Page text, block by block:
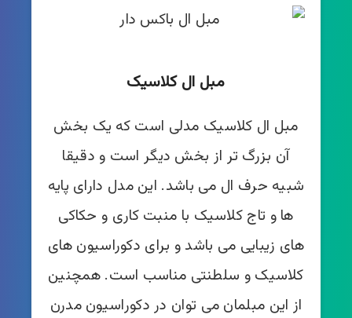
مبل ال کلاسیک
مبل ال کلاسیک مدلی است که یک بخش
آن بزرگ تر از بخش دیگر است و دقیقا
شبیه حرف ال می باشد. این مدل دارای پایه
ها و تاج کلاسیک با منبت کاری و حکاکی
های زیبایی می باشد و برای دکوراسیون های
کلاسیک و سلطنتی مناسب است. همچنین
از این مبلمان می توان در دکوراسیون مدرن